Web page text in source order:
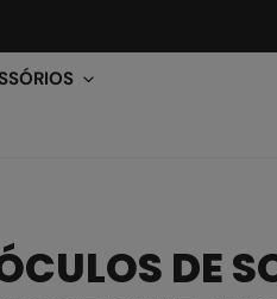
DE